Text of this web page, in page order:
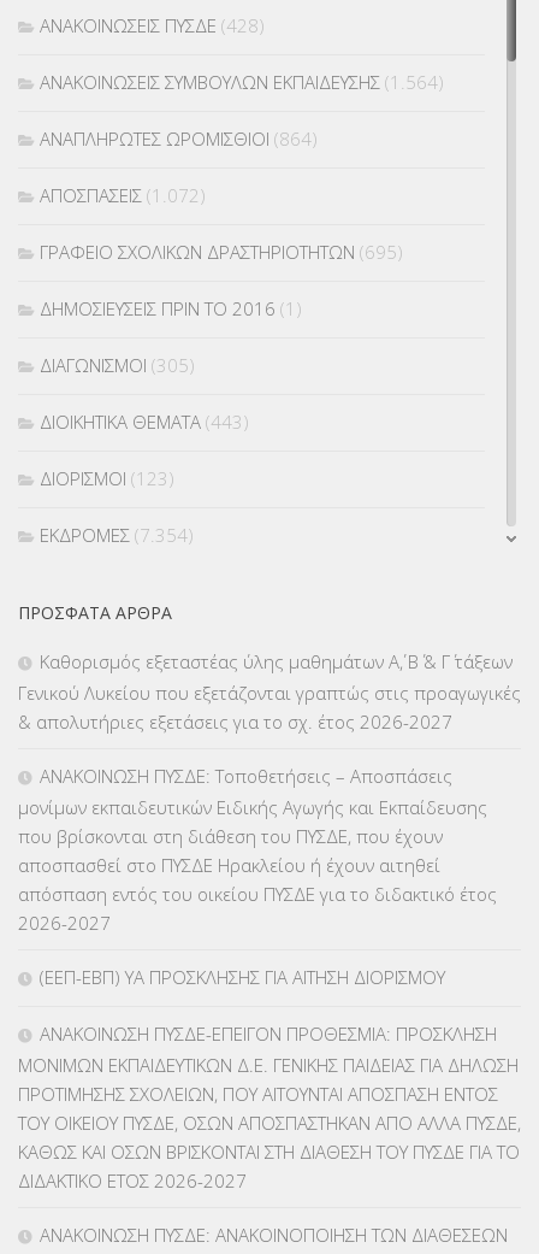
ΑΝΑΚΟΙΝΩΣΕΙΣ ΠΥΣΔΕ (428)
ΑΝΑΚΟΙΝΩΣΕΙΣ ΣΥΜΒΟΥΛΩΝ ΕΚΠΑΙΔΕΥΣΗΣ (1.564)
ΑΝΑΠΛΗΡΩΤΕΣ ΩΡΟΜΙΣΘΙΟΙ (864)
ΑΠΟΣΠΑΣΕΙΣ (1.072)
ΓΡΑΦΕΙΟ ΣΧΟΛΙΚΩΝ ΔΡΑΣΤΗΡΙΟΤΗΤΩΝ (695)
ΔΗΜΟΣΙΕΥΣΕΙΣ ΠΡΙΝ ΤΟ 2016 (1)
ΔΙΑΓΩΝΙΣΜΟΙ (305)
ΔΙΟΙΚΗΤΙΚΑ ΘΕΜΑΤΑ (443)
ΔΙΟΡΙΣΜΟΙ (123)
ΕΚΔΡΟΜΕΣ (7.354)
ΕΠΙΜΟΡΦΩΣΗ Τ.Π.Ε.(10)
ΚΕΣΥ(60)
ΚΕΣΥΠ(109)
ΚΠγ – ΚΡΑΤΙΚΟ ΠΙΣΤΟΠΟΙΗΤΙΚΟ ΓΛΩΣΣΟΜΑΘΕΙΑΣ
ΚΠπ- ΚΡΑΤΙΚΟ ΠΙΣΤΟΠΟΙΗΤΙΚΟ ΠΛΗΡΟΦΟΡΙΚΗΣ(12)
ΛΟΙΠΑ(309)
ΜΑΘΗΤΕΙΑ(275)
ΜΕΤΑΘΕΣΕΙΣ-ΤΟΠΟΘΕΤΗΣΕΙΣ ΒΕΛΤΙΩΣΕΙΣ(319)
ΠΡΌΣΦΑΤΑ ΆΡΘΡΑ
Καθορισμός εξεταστέας ύλης μαθημάτων Α΄, Β΄ & Γ΄ τάξεων
Γενικού Λυκείου που εξετάζονται γραπτώς στις προαγωγικές
& απολυτήριες εξετάσεις για το σχ. έτος 2026-2027
ΑΝΑΚΟΙΝΩΣΗ ΠΥΣΔΕ: Τοποθετήσεις – Αποσπάσεις
μονίμων εκπαιδευτικών Ειδικής Αγωγής και Εκπαίδευσης
που βρίσκονται στη διάθεση του ΠΥΣΔΕ, που έχουν
αποσπασθεί στο ΠΥΣΔΕ Ηρακλείου ή έχουν αιτηθεί
απόσπαση εντός του οικείου ΠΥΣΔΕ για το διδακτικό έτος
2026-2027
(ΕΕΠ-ΕΒΠ) ΥΑ ΠΡΟΣΚΛΗΣΗΣ ΓΙΑ ΑΙΤΗΣΗ ΔΙΟΡΙΣΜΟΥ
ΑΝΑΚΟΙΝΩΣΗ ΠΥΣΔΕ-ΕΠΕΙΓΟΝ ΠΡΟΘΕΣΜΙΑ: ΠΡΟΣΚΛΗΣΗ
ΜΟΝΙΜΩΝ ΕΚΠΑΙΔΕΥΤΙΚΩΝ Δ.Ε. ΓΕΝΙΚΗΣ ΠΑΙΔΕΙΑΣ ΓΙΑ ΔΗΛΩΣΗ
ΠΡΟΤΙΜΗΣΗΣ ΣΧΟΛΕΙΩΝ, ΠΟΥ ΑΙΤΟΥΝΤΑΙ ΑΠΟΣΠΑΣΗ ΕΝΤΟΣ
ΤΟΥ ΟΙΚΕΙΟΥ ΠΥΣΔΕ, ΟΣΩΝ ΑΠΟΣΠΑΣΤΗΚΑΝ ΑΠΟ ΑΛΛΑ ΠΥΣΔΕ,
ΚΑΘΩΣ ΚΑΙ ΟΣΩΝ ΒΡΙΣΚΟΝΤΑΙ ΣΤΗ ΔΙΑΘΕΣΗ ΤΟΥ ΠΥΣΔΕ ΓΙΑ ΤΟ
ΔΙΔΑΚΤΙΚΟ ΕΤΟΣ 2026-2027
ΑΝΑΚΟΙΝΩΣΗ ΠΥΣΔΕ: ΑΝΑΚΟΙΝΟΠΟΙΗΣΗ ΤΩΝ ΔΙΑΘΕΣΕΩΝ